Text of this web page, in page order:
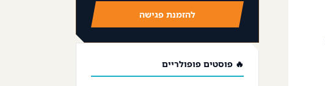
להזמנת פגישה
🔥 פוסטים פופולריים